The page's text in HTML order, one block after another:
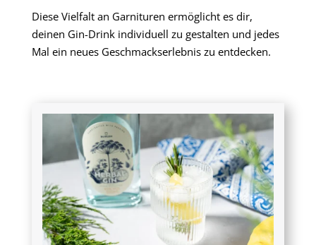
Diese Vielfalt an Garnituren ermöglicht es dir,
deinen Gin-Drink individuell zu gestalten und jedes
Mal ein neues Geschmackserlebnis zu entdecken.